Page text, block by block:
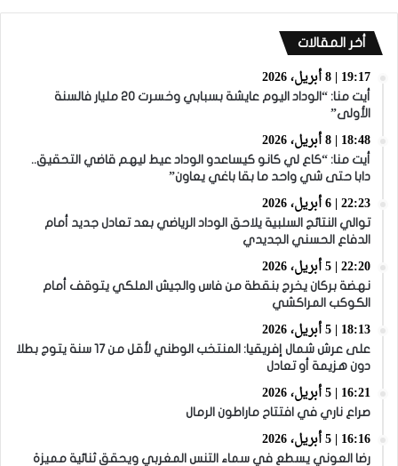
أخر المقالات
19:17 | 8 أبريل، 2026
أيت منا: “الوداد اليوم عايشة بسبابي وخسرت 20 مليار فالسنة
الأولى”
18:48 | 8 أبريل، 2026
أيت منا: “كاع لي كانو كيساعدو الوداد عيط ليهم قاضي التحقيق..
دابا حتى شي واحد ما بقا باغي يعاون”
22:23 | 6 أبريل، 2026
توالي النتائج السلبية يلاحق الوداد الرياضي بعد تعادل جديد أمام
الدفاع الحسني الجديدي
22:20 | 5 أبريل، 2026
نهضة بركان يخرج بنقطة من فاس والجيش الملكي يتوقف أمام
الكوكب المراكشي
18:13 | 5 أبريل، 2026
على عرش شمال إفريقيا: المنتخب الوطني لأقل من 17 سنة يتوج بطلا
دون هزيمة أو تعادل
16:21 | 5 أبريل، 2026
صراع ناري في افتتاح ماراطون الرمال
16:16 | 5 أبريل، 2026
رضا العوني يسطع في سماء التنس المغربي ويحقق ثنائية مميزة